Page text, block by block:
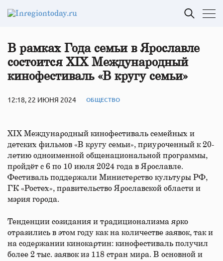
В рамках Года семьи в Ярославле
состоится XIХ Международный
кинофестиваль «В кругу семьи»
12:18, 22 ИЮНЯ 2024 ОБЩЕСТВО
XIХ Международный кинофестиваль семейных и
детских фильмов «В кругу семьи», приуроченный к 20-
летию одноименной общенациональной программы,
пройдёт с 6 по 10 июля 2024 года в Ярославле.
Фестиваль поддержали Министерство культуры РФ,
ГК «Ростех», правительство Ярославской области и
мэрия города.
Тенденции созидания и традиционализма ярко
отразились в этом году как на количестве заявок, так и
на содержании кинокартин: кинофестиваль получил
более 2 тыс. заявок из 118 стран мира. В основной и